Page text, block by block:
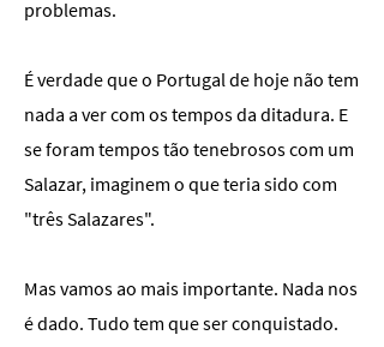
problemas.
É verdade que o Portugal de hoje não tem
nada a ver com os tempos da ditadura. E
se foram tempos tão tenebrosos com um
Salazar, imaginem o que teria sido com
"três Salazares".
Mas vamos ao mais importante. Nada nos
é dado. Tudo tem que ser conquistado.